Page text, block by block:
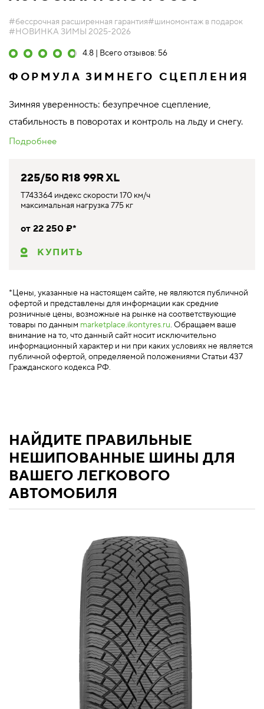
#бессрочная расширенная гарантия#шиномонтаж в подарок
#НОВИНКА ЗИМЫ 2025-2026
4.8 | Всего отзывов: 56
ФОРМУЛА ЗИМНЕГО СЦЕПЛЕНИЯ
Зимняя уверенность: безупречное сцепление,
стабильность в поворотах и контроль на льду и снегу.
Подробнее
225/50 R18 99R XL
T743364 индекс скорости 170 км/ч
максимальная нагрузка 775 кг
от 22 250 ₽*
КУПИТЬ
*Цены, указанные на настоящем сайте, не являются публичной
офертой и представлены для информации как средние
розничные цены, возможные на рынке на соответствующие
товары по данным marketplace.ikontyres.ru. Обращаем ваше
внимание на то, что данный сайт носит исключительно
информационный характер и ни при каких условиях не является
публичной офертой, определяемой положениями Статьи 437
Гражданского кодекса РФ.
НАЙДИТЕ ПРАВИЛЬНЫЕ
НЕШИПОВАННЫЕ ШИНЫ ДЛЯ
ВАШЕГО ЛЕГКОВОГО
АВТОМОБИЛЯ